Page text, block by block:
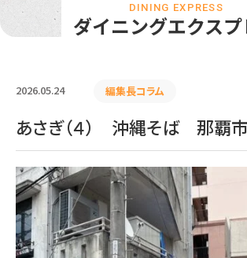
ダイニングエクスプ
DINING EXPRESS
2026.05.24 編集長コラム
あさぎ（４） 沖縄そば 那覇市